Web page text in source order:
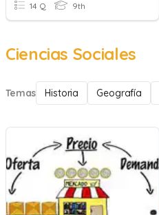
14 Q 9th
Ciencias Sociales
Temas Historia Geografía